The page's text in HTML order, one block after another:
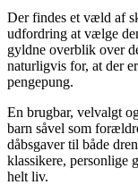
Der findes et væld af
udfordring at vælge
gyldne overblik over
naturligvis for, at der
pengepung.
En brugbar, velvalgt
barn såvel som
dåbsgaver til både
klassikere, personlige
helt liv.